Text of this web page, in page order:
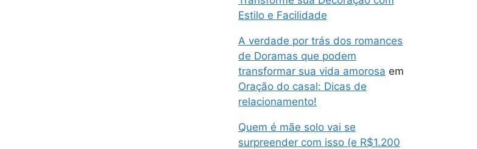
Estilo e Facilidade
A verdade por trás dos romances
de Doramas que podem
transformar sua vida amorosa em
Oração do casal: Dicas de
relacionamento!
Quem é mãe solo vai se
surpreender com isso (e R$1.200